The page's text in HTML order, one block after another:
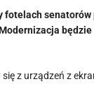
fotelach
będzie
z urządzeń z